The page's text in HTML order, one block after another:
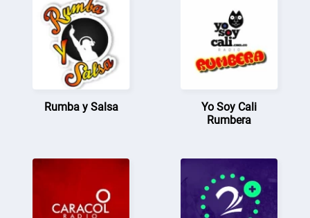
Rumba y Salsa
Yo Soy Cali
Rumbera